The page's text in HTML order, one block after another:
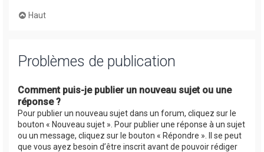
Haut
Problèmes de publication
Comment puis-je publier un nouveau sujet ou une
réponse ?
Pour publier un nouveau sujet dans un forum, cliquez sur le
bouton « Nouveau sujet ». Pour publier une réponse à un sujet
ou un message, cliquez sur le bouton « Répondre ». Il se peut
que vous ayez besoin d’être inscrit avant de pouvoir rédiger